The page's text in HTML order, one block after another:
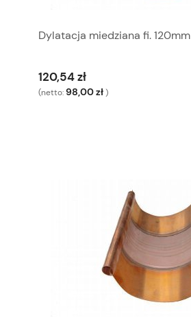
Dylatacja miedziana fi. 120mm
120,54 zł
(netto:98,00 zł )